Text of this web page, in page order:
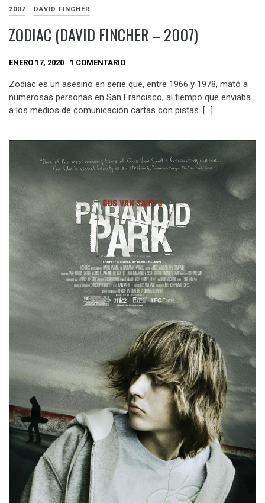
2007 DAVID FINCHER
ZODIAC (DAVID FINCHER – 2007)
ENERO 17, 2020 1 COMENTARIO
Zodiac es un asesino en serie que, entre 1966 y 1978, mató a
numerosas personas en San Francisco, al tiempo que enviaba
a los medios de comunicación cartas con pistas. […]